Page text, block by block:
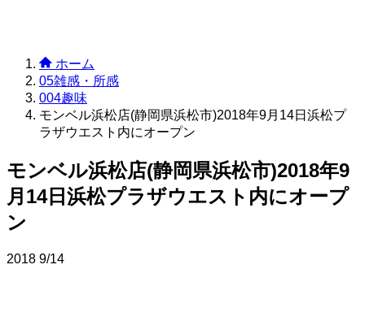
ホーム
05雑感・所感
004趣味
モンベル浜松店(静岡県浜松市)2018年9月14日浜松プ
ラザウエスト内にオープン
モンベル浜松店(静岡県浜松市)2018年9
月14日浜松プラザウエスト内にオープ
ン
2018 9/14